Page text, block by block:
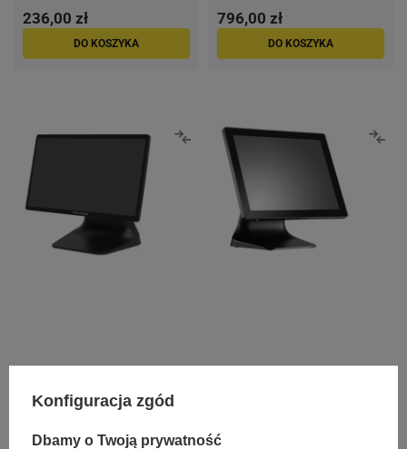
236,00 zł
DO KOSZYKA
796,00 zł
DO KOSZYKA
Konfiguracja zgód
Dbamy o Twoją prywatność